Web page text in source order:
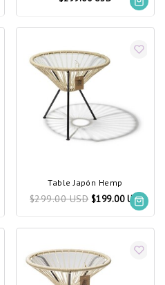
Table Japón Hemp
$299.00 USD $199.00 USD